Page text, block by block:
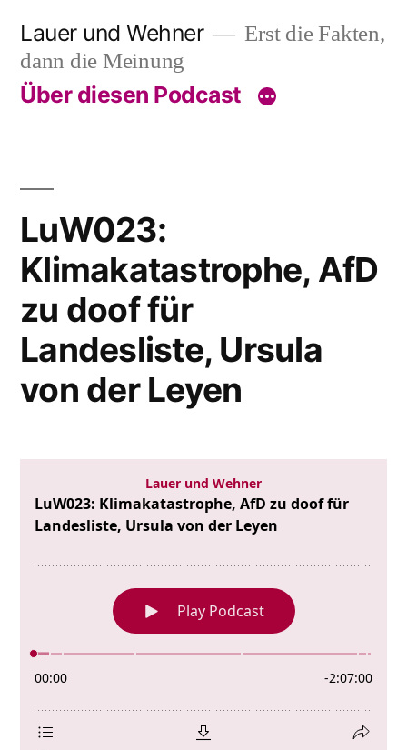
content
Lauer und Wehner
Erst die Fakten,
dann die Meinung
Über diesen Podcast
LuW023:
Klimakatastrophe, AfD
zu doof für
Landesliste, Ursula
von der Leyen